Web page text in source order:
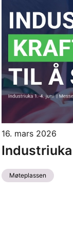
16. mars 2026
​​​​​​​Industriuka
Møteplassen